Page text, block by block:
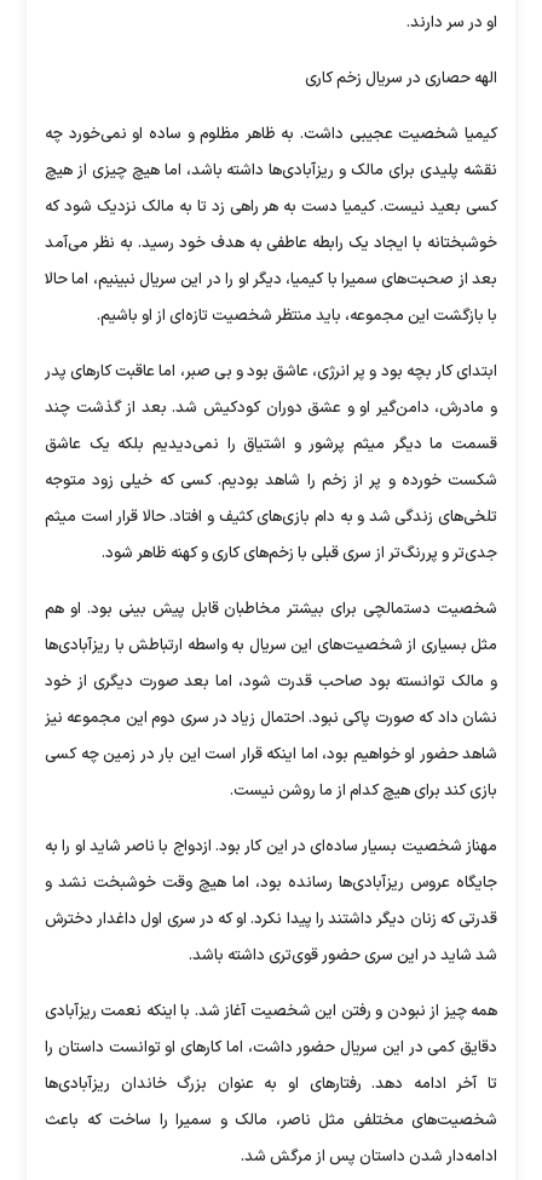
او در سر دارند.
الهه حصاری در سریال زخم کاری
کیمیا شخصیت عجیبی داشت. به ظاهر مظلوم و ساده او نمی‌خورد چه
نقشه پلیدی برای مالک و ریزآبادی‌ها داشته باشد، اما هیچ چیزی از هیچ
کسی بعید نیست. کیمیا دست به هر راهی زد تا به مالک نزدیک شود که
خوشبختانه با ایجاد یک رابطه عاطفی به هدف خود رسید. به نظر می‌آمد
بعد از صحبت‌های سمیرا با کیمیا، دیگر او را در این سریال نبینیم، اما حالا
با بازگشت این مجموعه، باید منتظر شخصیت تازه‌ای از او باشیم.
ابتدای کار بچه بود و پر انرژی، عاشق بود و بی صبر، اما عاقبت کار‌های پدر
و مادرش، دامن‌گیر او و عشق دوران کودکیش شد. بعد از گذشت چند
قسمت ما دیگر میثم پرشور و اشتیاق را نمی‌دیدیم بلکه یک عاشق
شکست خورده و پر از زخم را شاهد بودیم. کسی که خیلی زود متوجه
تلخی‌های زندگی شد و به دام بازی‌های کثیف و افتاد. حالا قرار است میثم
جدی‌تر و پررنگ‌تر از سری قبلی با زخم‌های کاری و کهنه ظاهر شود.
شخصیت دستمالچی برای بیشتر مخاطبان قابل پیش بینی بود. او هم
مثل بسیاری از شخصیت‌های این سریال به واسطه ارتباطش با ریزآبادی‌ها
و مالک توانسته بود صاحب قدرت شود، اما بعد صورت دیگری از خود
نشان داد که صورت پاکی نبود. احتمال زیاد در سری دوم این مجموعه نیز
شاهد حضور او خواهیم بود، اما اینکه قرار است این بار در زمین چه کسی
بازی کند برای هیچ کدام از ما روشن نیست.
مهناز شخصیت بسیار ساده‌ای در این کار بود. ازدواج با ناصر شاید او را به
جایگاه عروس ریزآبادی‌ها رسانده بود، اما هیچ وقت خوشبخت نشد و
قدرتی که زنان دیگر داشتند را پیدا نکرد. او که در سری اول داغدار دخترش
شد شاید در این سری حضور قوی‌تری داشته باشد.
همه چیز از نبودن و رفتن این شخصیت آغاز شد. با اینکه نعمت ریزآبادی
دقایق کمی در این سریال حضور داشت، اما کار‌های او توانست داستان را
تا آخر ادامه دهد. رفتار‌های او به عنوان بزرگ خاندان ریزآبادی‌ها
شخصیت‌های مختلفی مثل ناصر، مالک و سمیرا را ساخت که باعث
ادامه‌دار شدن داستان پس از مرگش شد.